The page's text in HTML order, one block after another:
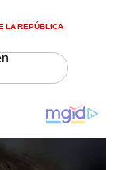
LA REPÚBLICA